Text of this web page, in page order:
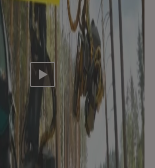
Video abspielen